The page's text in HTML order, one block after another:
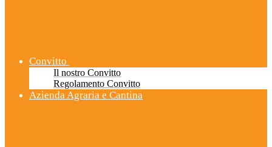
Convitto
Il nostro Convitto
Regolamento Convitto
Azienda Agraria e Cantina